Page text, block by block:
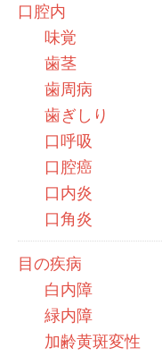
口腔内
味覚
歯茎
歯周病
歯ぎしり
口呼吸
口腔癌
口内炎
口角炎
目の疾病
白内障
緑内障
加齢黄斑変性